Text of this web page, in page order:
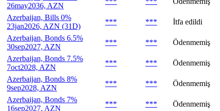
26may2036, AZN
Azerbaijan, Bills 0%
23jan2026, AZN (31D)
*** ***
İtfa edildi
Azerbaijan, Bonds 6.5%
30sep2027, AZN
*** ***
Ödenmemiş
Azerbaijan, Bonds 7.5%
7oct2028, AZN
*** ***
Ödenmemiş
Azerbaijan, Bonds 8%
9sep2028, AZN
*** ***
Ödenmemiş
Azerbaijan, Bonds 7%
16sep2027, AZN
*** ***
Ödenmemiş